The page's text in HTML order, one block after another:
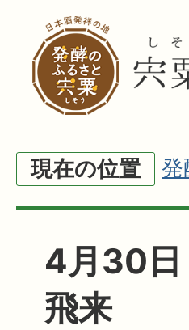
現在の位置 発
4月30日
飛来